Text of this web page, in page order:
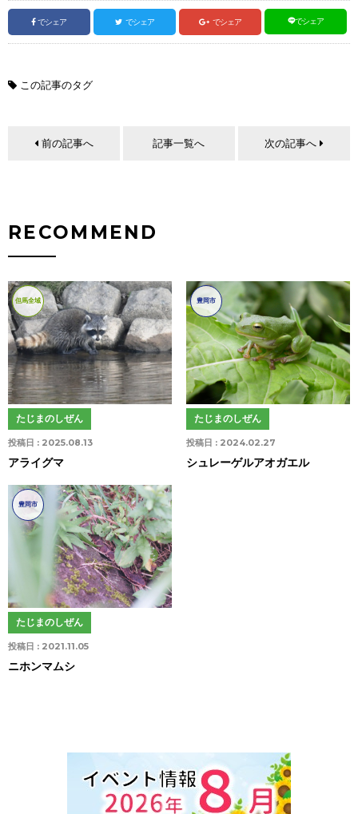
でシェア でシェア でシェア でシェア
この記事のタグ
前の記事へ 記事一覧へ 次の記事へ
RECOMMEND
但馬全域
投稿日 : 2025.08.13
たじまのしぜん
アライグマ
豊岡市
投稿日 : 2024.02.27
たじまのしぜん
シュレーゲルアオガエル
豊岡市
投稿日 : 2021.11.05
たじまのしぜん
ニホンマムシ